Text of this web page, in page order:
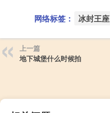
网络标签： 冰封王座
上一篇
地下城堡什么时候拍